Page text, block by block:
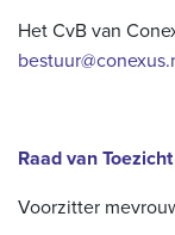
Het CvB van
Raad van Toezicht
Voorzitter